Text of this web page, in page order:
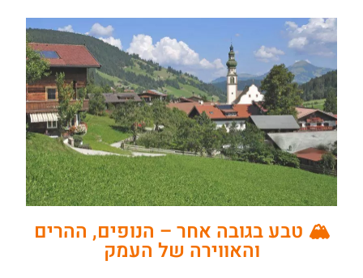
🏔️ טבע בגובה אחר – הנופים, ההרים
והאווירה של העמק